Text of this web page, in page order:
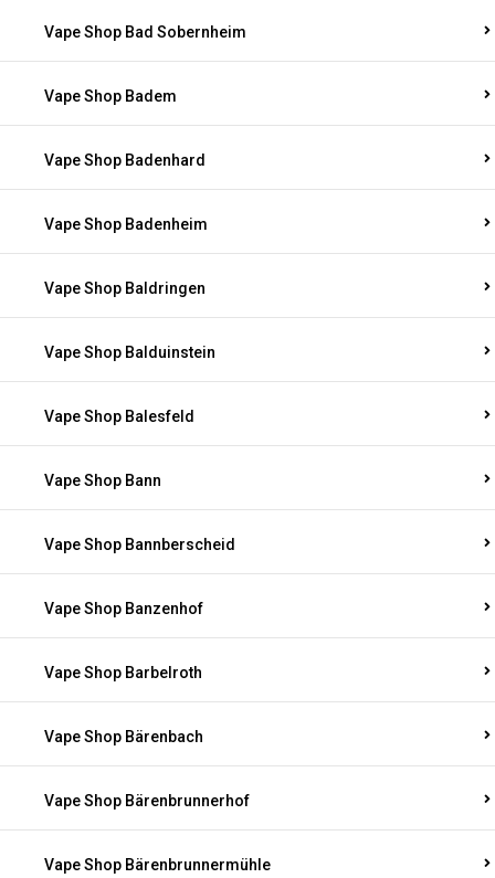
Vape Shop Bad Sobernheim
Vape Shop Badem
Vape Shop Badenhard
Vape Shop Badenheim
Vape Shop Baldringen
Vape Shop Balduinstein
Vape Shop Balesfeld
Vape Shop Bann
Vape Shop Bannberscheid
Vape Shop Banzenhof
Vape Shop Barbelroth
Vape Shop Bärenbach
Vape Shop Bärenbrunnerhof
Vape Shop Bärenbrunnermühle